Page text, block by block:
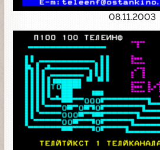
08.11.2003